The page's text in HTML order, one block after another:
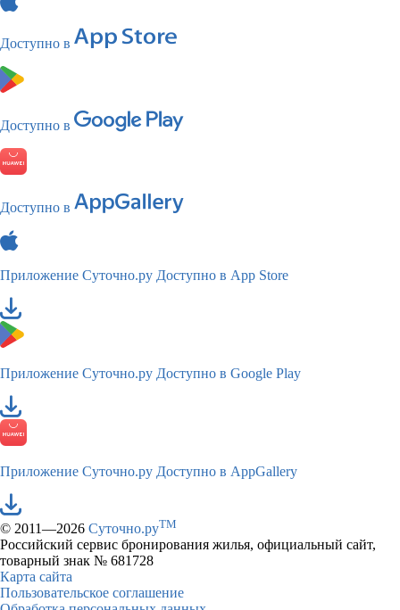
Доступно в
Доступно в
Доступно в
Приложение Суточно.ру Доступно в App Store
Приложение Суточно.ру Доступно в Google Play
Приложение Суточно.ру Доступно в AppGallery
© 2011—2026 Суточно.руTM
Российский сервис бронирования жилья, официальный сайт,
товарный знак № 681728
Карта сайта
Пользовательское соглашение